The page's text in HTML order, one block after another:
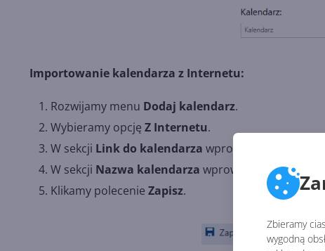
Zbieramy
wygodną
Importowanie kalendarza z Internetu:
Rozwijamy menu Dodaj kalendarz.
Wybieramy opcję Z Internetu.
W sekcji Link do kalendarza wprowadzamy
W sekcji Nazwa kalendarza wprowadzamy dowolną
Klikamy polecenie Zapisz.